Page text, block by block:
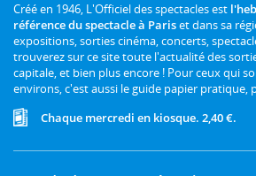
Créé en 1946, L'Officiel des spectacles est
référence du spectacle à Pariset dans sa
expositions, sorties cinéma, concerts,
trouverez sur ce site toute l'actualité des
capitale, et bien plus encore ! Pour ceux qui
environs, c'est aussi le guide papier pratique,
Chaque mercredi en kiosque. 2,40 €.